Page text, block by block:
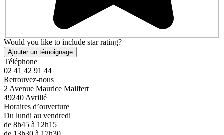
Would you like to include star rating?
Téléphone
02 41 42 91 44
Retrouvez-nous
2 Avenue Maurice Mailfert
49240 Avrillé
Horaires d’ouverture
Du lundi au vendredi
de 8h45 à 12h15